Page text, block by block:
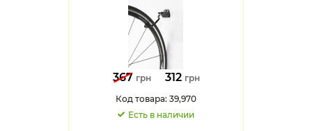
367 грн 312 грн
Код товара: 39,970
Есть в наличии